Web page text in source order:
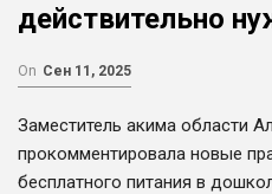
действительно
On Сен 11, 2025
Заместитель акима области
прокомментировала новые
бесплатного питания в